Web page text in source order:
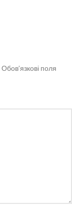
Обов’язкові поля